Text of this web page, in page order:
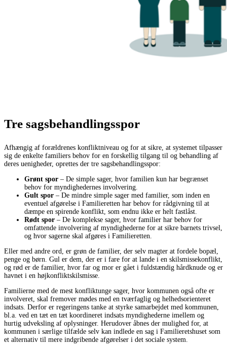
Tre sagsbehandlingsspor
Afhængig af forældrenes konfliktniveau og for at sikre, at systemet tilpasser
sig de enkelte familiers behov for en forskellig tilgang til og behandling af
deres uenigheder, oprettes der tre sagsbehandlingsspor:
Grønt spor – De simple sager, hvor familien kun har begrænset
behov for myndighedernes involvering.
Gult spor – De mindre simple sager med familier, som inden en
eventuel afgørelse i Familieretten har behov for rådgivning til at
dæmpe en spirende konflikt, som endnu ikke er helt fastlåst.
Rødt spor – De komplekse sager, hvor familier har behov for
omfattende involvering af myndighederne for at sikre barnets trivsel,
og hvor sagerne skal afgøres i Familieretten.
Eller med andre ord, er grøn de familier, der selv magter at fordele bopæl,
penge og børn. Gul er dem, der er i fare for at lande i en skilsmissekonflikt,
og rød er de familier, hvor far og mor er gået i fuldstændig hårdknude og er
havnet i en højkonfliktskilsmisse.
Familierne med de mest konfliktunge sager, hvor kommunen også ofte er
involveret, skal fremover mødes med en tværfaglig og helhedsorienteret
indsats. Derfor er regeringens tanke at styrke samarbejdet med kommunen,
bl.a. ved en tæt en tæt koordineret indsats myndighederne imellem og
hurtig udveksling af oplysninger. Herudover åbnes der mulighed for, at
kommunen i særlige tilfælde selv kan indlede en sag i Familieretshuset som
et alternativ til mere indgribende afgørelser i det sociale system.